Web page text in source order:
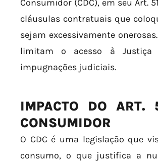
Consumidor (CDC), em seu Art.
cláusulas contratuais que
sejam excessivamente
limitam o acesso à Justiça
impugnações judiciais.
IMPACTO DO ART.
CONSUMIDOR
O CDC é uma legislação que
consumo, o que justifica a